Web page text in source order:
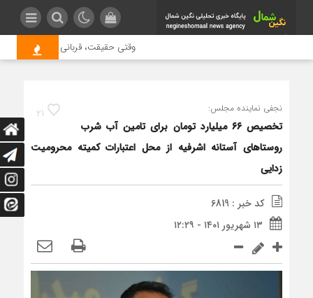
وقتی حقیقت، قربانی بازدید بیشتر
21 نجفی نماینده مجلس:
تخصیص ۶۶ میلیارد تومان برای تامین آب شرب
روستاهای آستانه اشرفیه از محل اعتبارات کمیته محرومیت
زدایی
کد خبر : 6819
۱۳ شهریور ۱۴۰۱ - ۱۲:۲۹